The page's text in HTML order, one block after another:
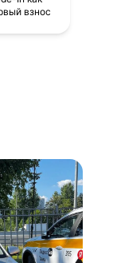
взнос